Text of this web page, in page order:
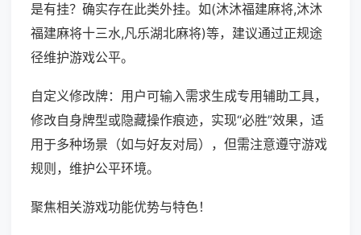
是有挂？确实存在此类外挂。如(沐沐福建麻将,沐沐
福建麻将十三水,凡乐湖北麻将)等，建议通过正规途
径维护游戏公平。
自定义修改牌：用户可输入需求生成专用辅助工具，
修改自身牌型或隐藏操作痕迹，实现“必胜”效果，适
用于多种场景（如与好友对局），但需注意遵守游戏
规则，维护公平环境。
聚焦相关游戏功能优势与特色！